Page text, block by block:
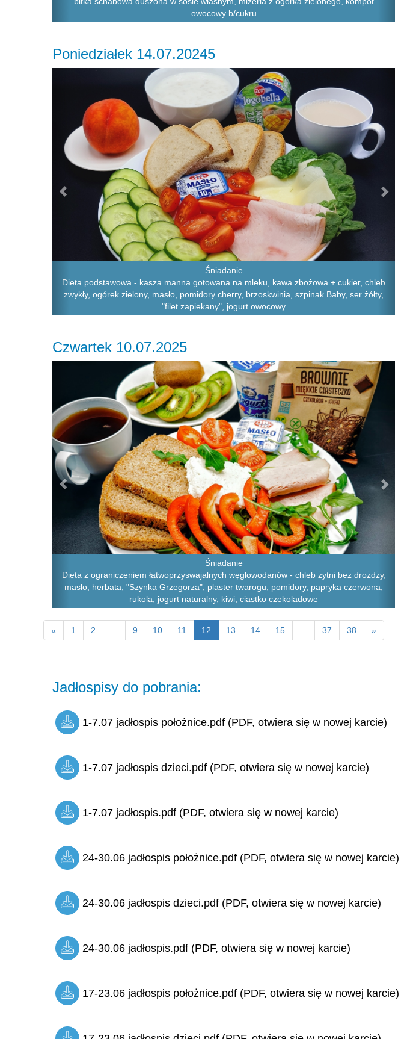
owocowy b/cukru
Poniedziałek 14.07.20245
Śniadanie
Dieta podstawowa - kasza manna gotowana na mleku, kawa zbożowa + cukier, chleb
zwykły, ogórek zielony, masło, pomidory cherry, brzoskwinia, szpinak Baby, ser żółty,
"filet zapiekany", jogurt owocowy
Czwartek 10.07.2025
Śniadanie
Dieta z ograniczeniem łatwoprzyswajalnych węglowodanów - chleb żytni bez drożdży,
masło, herbata, "Szynka Grzegorza", plaster twarogu, pomidory, papryka czerwona,
rukola, jogurt naturalny, kiwi, ciastko czekoladowe
« 1 2 ... 9 10 11 12 13 14 15 ... 37 38 »
Jadłospisy do pobrania:
1-7.07 jadłospis położnice.pdf (PDF, otwiera się w nowej karcie)
1-7.07 jadłospis dzieci.pdf (PDF, otwiera się w nowej karcie)
1-7.07 jadłospis.pdf (PDF, otwiera się w nowej karcie)
24-30.06 jadłospis położnice.pdf (PDF, otwiera się w nowej karcie)
24-30.06 jadłospis dzieci.pdf (PDF, otwiera się w nowej karcie)
24-30.06 jadłospis.pdf (PDF, otwiera się w nowej karcie)
17-23.06 jadłospis położnice.pdf (PDF, otwiera się w nowej karcie)